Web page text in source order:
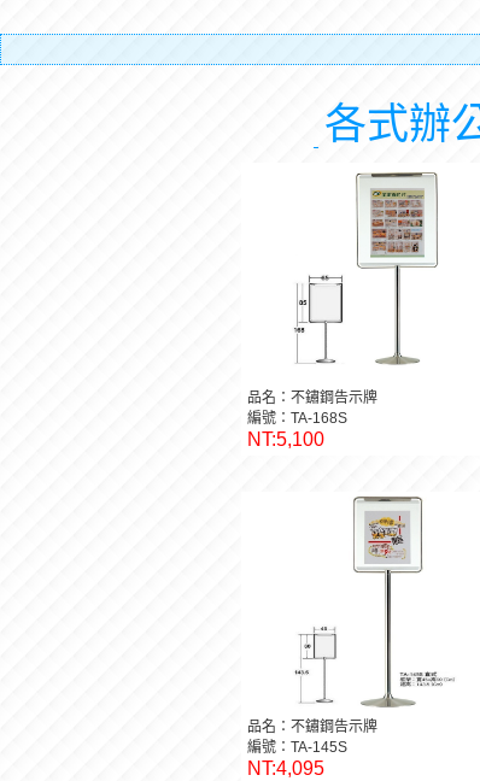
各式辦
品名：不鏽鋼告示牌
編號：TA-168S
NT:5,100
品名：不鏽鋼告示牌
編號：TA-145S
NT:4,095